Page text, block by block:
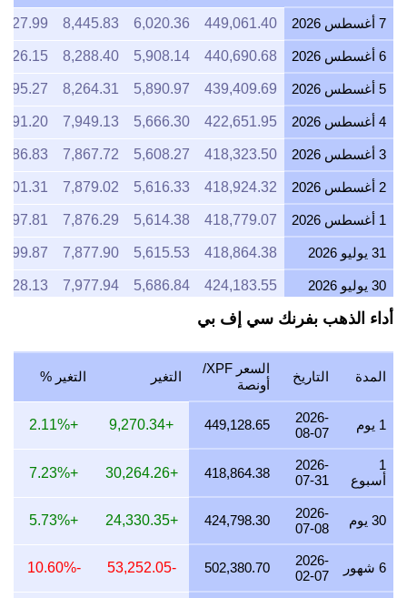
7 أغسطس 2026 449,061.40
6,020.36
8,445.83
6 أغسطس 2026 440,690.68
5,908.14
8,288.40
5 أغسطس 2026 439,409.69
5,890.97
8,264.31
4 أغسطس 2026 422,651.95
5,666.30
7,949.13
3 أغسطس 2026 418,323.50
5,608.27
7,867.72
2 أغسطس 2026 418,924.32
5,616.33
7,879.02
1 أغسطس 2026 418,779.07
5,614.38
7,876.29
31 يوليو 2026 418,864.38
5,615.53
7,877.90
30 يوليو 2026 424,183.55
5,686.84
7,977.94
29 يوليو 2026 423,940.52
28 يوليو 2026 422,479.60
5,663.99
7,945.89
27 يوليو 2026 428,288.80
5,741.88
8,055.15
26 يوليو 2026 424,762.15
5,694.59
7,988.82
25 يوليو 2026 424,668.82
5,693.34
24 يوليو 2026 426,656.37
5,719.99
8,024.45
23 يوليو 2026 424,860.01
5,695.91
7,990.66
22 يوليو 2026 433,964.22
5,817.96
أداء الذهب بفرنك سي إف بي
المدة التاريخ
السعر XPF/
أونصة
التغير التغير %
1 يوم
2026-
08-07
449,128.65
+9,270.34
+2.11%
1
أسبوع
2026-
07-31
418,864.38
+30,264.26
+7.23%
30 يوم
2026-
07-08
424,798.30
+24,330.35
+5.73%
6 شهور
2026-
02-07
502,380.70
-53,252.05
-10.60%